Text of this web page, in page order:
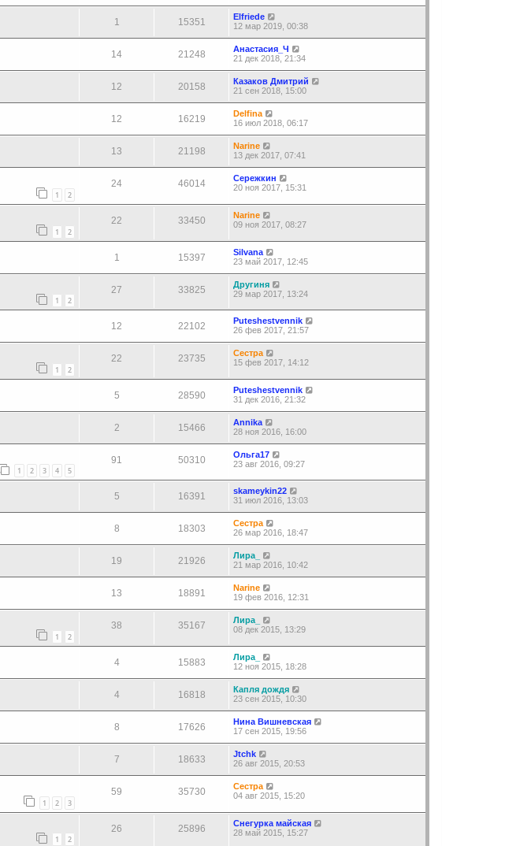
1 15351
Elfriede
12 мар 2019, 00:38
14 21248
Aнастасия_Ч
21 дек 2018, 21:34
12 20158
Казаков Дмитрий
21 сен 2018, 15:00
12 16219
Delfina
16 июл 2018, 06:17
13 21198
Narine
13 дек 2017, 07:41
1 2
24 46014
Сережкин
20 ноя 2017, 15:31
1 2
22 33450
Narine
09 ноя 2017, 08:27
1 15397
Silvana
23 май 2017, 12:45
1 2
27 33825
Другиня
29 мар 2017, 13:24
12 22102
Puteshestvennik
26 фев 2017, 21:57
1 2
22 23735
Сестра
15 фев 2017, 14:12
5 28590
Puteshestvennik
31 дек 2016, 21:32
2 15466
Annika
28 ноя 2016, 16:00
1 2 3 4 5
91 50310
Ольга17
23 авг 2016, 09:27
5 16391
skameykin22
31 июл 2016, 13:03
8 18303
Сестра
26 мар 2016, 18:47
19 21926
Лира_
21 мар 2016, 10:42
13 18891
Narine
19 фев 2016, 12:31
1 2
38 35167
Лира_
08 дек 2015, 13:29
4 15883
Лира_
12 ноя 2015, 18:28
4 16818
Капля дождя
23 сен 2015, 10:30
8 17626
Нина Вишневская
17 сен 2015, 19:56
7 18633
Jtchk
26 авг 2015, 20:53
1 2 3
59 35730
Сестра
04 авг 2015, 15:20
1 2
26 25896
Снегурка майская
28 май 2015, 15:27